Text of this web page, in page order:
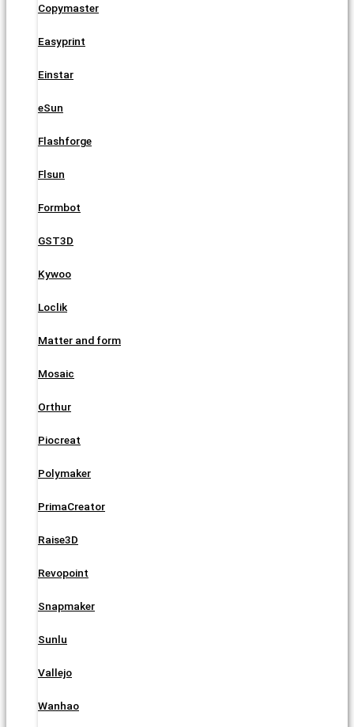
Copymaster
Easyprint
Einstar
eSun
Flashforge
Flsun
Formbot
GST3D
Kywoo
Loclik
Matter and form
Mosaic
Orthur
Piocreat
Polymaker
PrimaCreator
Raise3D
Revopoint
Snapmaker
Sunlu
Vallejo
Wanhao